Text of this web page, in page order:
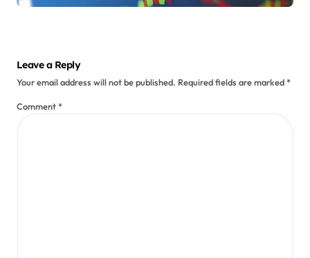
Leave a Reply
Your email address will not be published. Required fields are marked*
Comment*